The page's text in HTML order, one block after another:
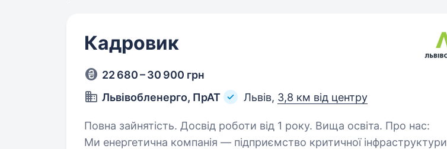
Кадровик
22 680 – 30 900 грн
Львівобленерго, ПрАТ
Львів, 3,8 км від центру
Повна зайнятість. Досвід роботи від 1 року. Вища освіта. Про нас:
Ми енергетична компанія — підприємство критичної інфраструктури